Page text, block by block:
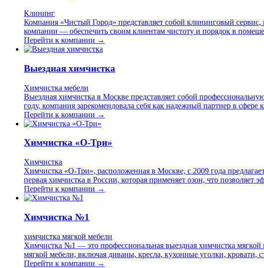
Клининг
Компания «Чистый Город» представляет собой клининговый
компании — обеспечить своим клиентам чистоту и порядок в
Перейти к компании →
Выездная химчистка
Химчистка мебели
Выездная химчистка в Москве представляет собой
году, компания зарекомендовала себя как надежный партнер в
Перейти к компании →
Химчистка «О-Три»
Химчистка
Химчистка «О-Три», расположенная в Москве, с 2009 года
первая химчистка в России, которая применяет озон, что позволяет
Перейти к компании →
Химчистка №1
химчистка мягкой мебели
Химчистка №1 — это профессиональная выездная химчистка
мягкой мебели, включая диваны, кресла, кухонные уголки, кровати,
Перейти к компании →